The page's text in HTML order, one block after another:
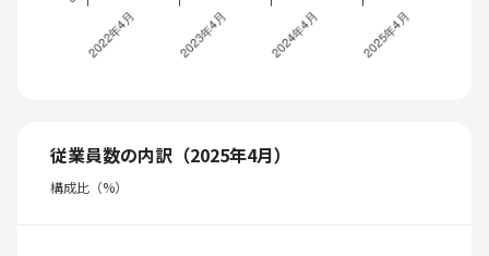
従業員数の内訳（2025年4月）
構成比（%）